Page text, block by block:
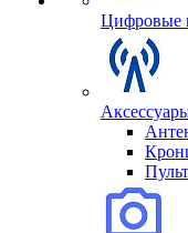
Цифровые